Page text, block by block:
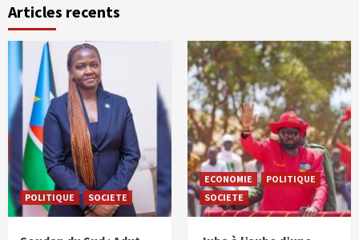
Articles recents
POLITIQUE SOCIETE
ECONOMIE
POLITIQUE
SOCIETE